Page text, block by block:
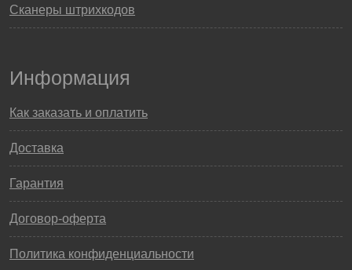
Сканеры штрихкодов
Информация
Как заказать и оплатить
Доставка
Гарантия
Договор-оферта
Политика конфиденциальности